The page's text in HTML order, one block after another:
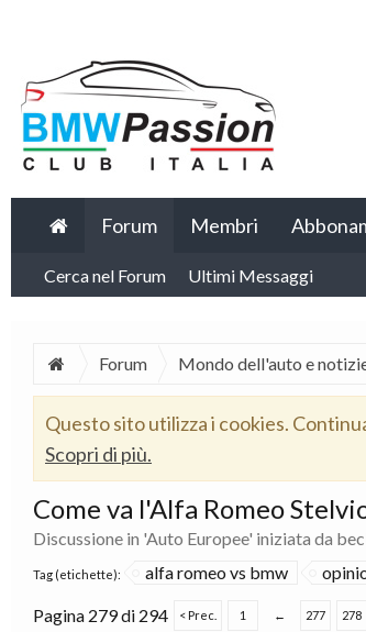
Forum
Cerca nel Forum Ultimi Messaggi
Membri
Forum Mondo dell'auto e
Questo sito utilizza i cookies.
Scopri di più.
Come va l'Alfa Romeo
Discussione in 'Auto Europee' iniziata da
Tag (etichette): alfa romeo vs bmw
Pagina 279 di 294 < Prec. 1 ← 277 278